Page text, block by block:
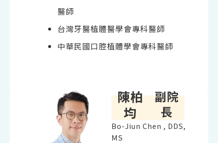
醫師
台灣牙醫植體醫學會專科醫師
中華民國口腔植體學會專科醫師
陳柏
均
副院
長
Bo-Jiun Chen , DDS,
MS